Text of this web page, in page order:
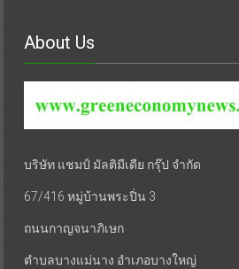
About Us
บริษัท แชมป์ มัลติมีเดีย กรุ๊ป จำกัด
67/416 หมู่บ้านพระปิ่น 3
ถนนกาญจนาภิเษก
ตำบลบางแม่นาง อำเภอบางใหญ่